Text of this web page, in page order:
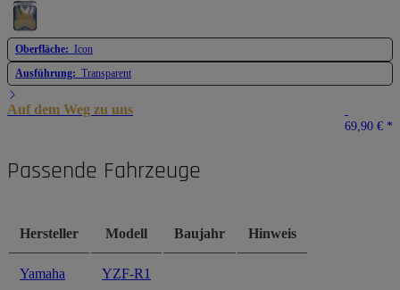
Oberfläche: Icon
Ausführung: Transparent
Auf dem Weg zu uns
69,90 € *
Passende Fahrzeuge
Hersteller Modell Baujahr Hinweis
Yamaha YZF-R1